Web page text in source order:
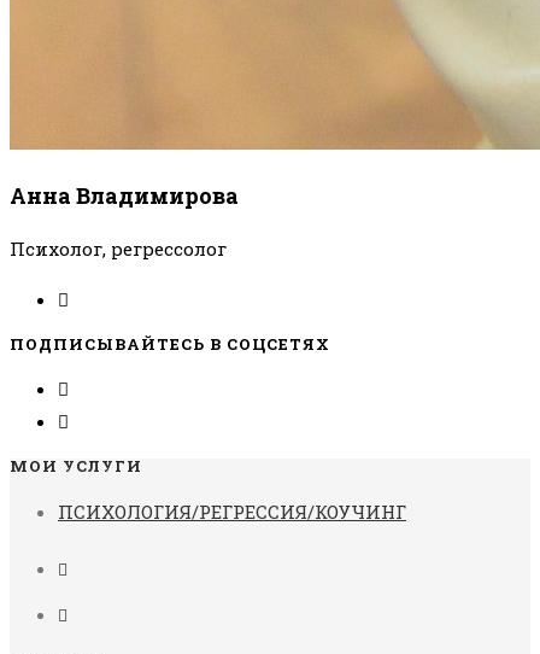
Анна Владимирова
Психолог, регрессолог
ПОДПИСЫВАЙТЕСЬ В СОЦСЕТЯХ
МОИ УСЛУГИ
ПСИХОЛОГИЯ/РЕГРЕССИЯ/КОУЧИНГ